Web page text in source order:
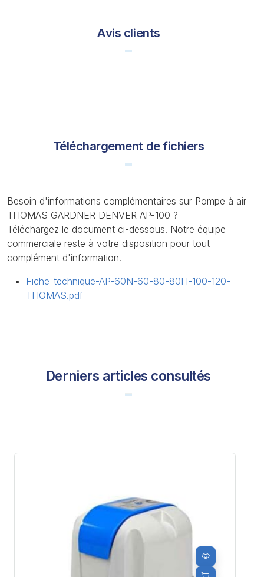
Avis clients
Téléchargement de fichiers
Besoin d'informations complémentaires sur Pompe à air
THOMAS GARDNER DENVER AP-100 ?
Téléchargez le document ci-dessous. Notre équipe
commerciale reste à votre disposition pour tout
complément d'information.
Fiche_technique-AP-60N-60-80-80H-100-120-
THOMAS.pdf
Derniers articles consultés